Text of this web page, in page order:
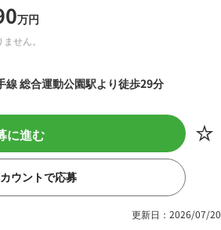
万円
せん。
線 総合運動公園駅より徒歩29分
に進む
ウントで応募
更新日：2026/07/20